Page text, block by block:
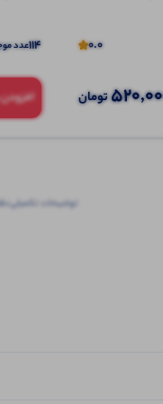
0.0
تومان
114عدد
توضیحات تکمیلی